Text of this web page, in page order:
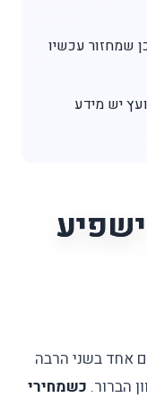
— ייתכן שמחזור עכשיו
יש מידע
אחד בשני הרבה
הברור. כשמחירי